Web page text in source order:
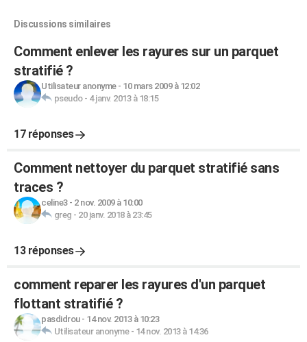
Discussions similaires
Comment enlever les rayures sur un parquet
stratifié ?
Utilisateur anonyme- 10 mars 2009 à 12:02
pseudo- 4 janv. 2013 à 18:15
17 réponses
Comment nettoyer du parquet stratifié sans
traces ?
celine3- 2 nov. 2009 à 10:00
greg - 20 janv. 2018 à 23:45
13 réponses
comment reparer les rayures d'un parquet
flottant stratifié ?
pasdidrou- 14 nov. 2013 à 10:23
Utilisateur anonyme- 14 nov. 2013 à 14:36